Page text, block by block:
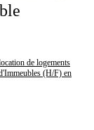
de logements
(H/F) en